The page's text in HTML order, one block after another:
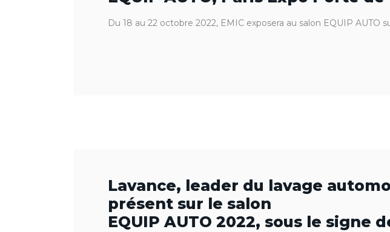
Du 18 au 22 octobre 2022, EMIC exposera au salon EQUIP AUTO
Lavance, leader du lavage
présent sur le salon
EQUIP AUTO 2022, sous le